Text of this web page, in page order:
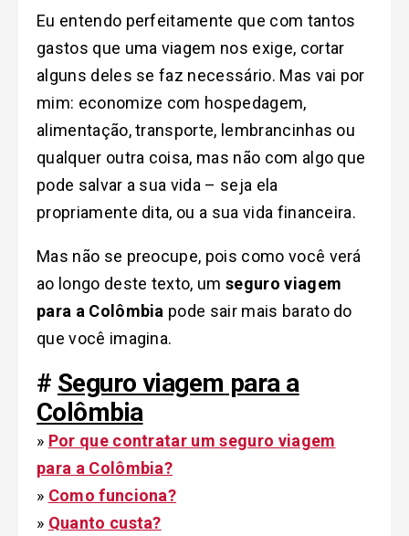
Eu entendo perfeitamente que com tantos
gastos que uma viagem nos exige, cortar
alguns deles se faz necessário. Mas vai por
mim: economize com hospedagem,
alimentação, transporte, lembrancinhas ou
qualquer outra coisa, mas não com algo que
pode salvar a sua vida – seja ela
propriamente dita, ou a sua vida financeira.
Mas não se preocupe, pois como você verá
ao longo deste texto, umseguro viagem
para a Colômbia pode sair mais barato do
que você imagina.
# Seguro viagem para a
Colômbia
» Por que contratar um seguro viagem
para a Colômbia?
» Como funciona?
» Quanto custa?